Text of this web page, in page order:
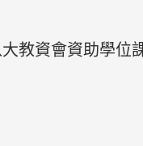
教資會資助學